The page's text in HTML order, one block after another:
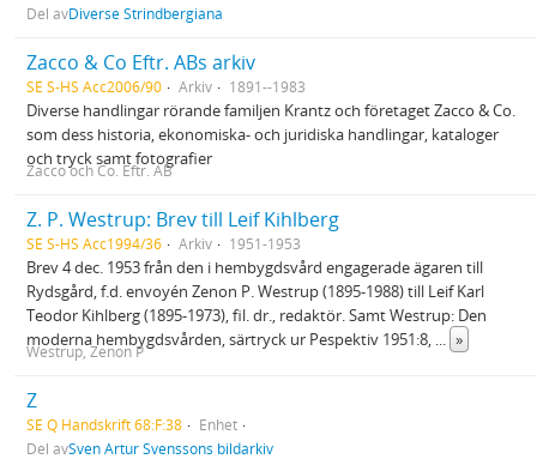
Del avDiverse Strindbergiana
Zacco & Co Eftr. ABs arkiv
SE S-HS Acc2006/90 Arkiv 1891--1983
Diverse handlingar rörande familjen Krantz och företaget Zacco & Co.
som dess historia, ekonomiska- och juridiska handlingar, kataloger
och tryck samt fotografier
Zacco och Co. Eftr. AB
Z. P. Westrup: Brev till Leif Kihlberg
SE S-HS Acc1994/36 Arkiv 1951-1953
Brev 4 dec. 1953 från den i hembygdsvård engagerade ägaren till
Rydsgård, f.d. envoyén Zenon P. Westrup (1895-1988) till Leif Karl
Teodor Kihlberg (1895-1973), fil. dr., redaktör. Samt Westrup: Den
moderna hembygdsvården, särtryck ur Pespektiv 1951:8, ... »
Westrup, Zenon P
Z
SE Q Handskrift 68:F:38
Enhet
Del avSven Artur Svenssons bildarkiv